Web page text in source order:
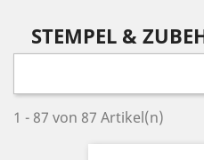
STEMPEL &
1 - 87 von 87 Artikel(n)